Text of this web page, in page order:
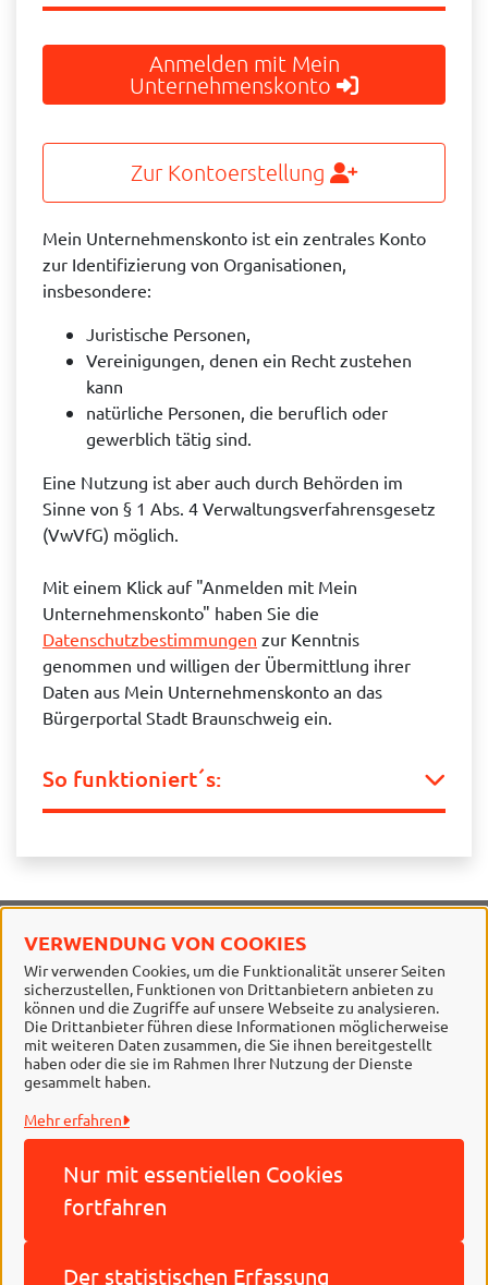
VERWENDUNG VON COOKIES
Wir verwenden Cookies, um die Funktionalität unserer Seiten
sicherzustellen, Funktionen von Drittanbietern anbieten zu
können und die Zugriffe auf unsere Webseite zu analysieren.
Die Drittanbieter führen diese Informationen möglicherweise
mit weiteren Daten zusammen, die Sie ihnen bereitgestellt
haben oder die sie im Rahmen Ihrer Nutzung der Dienste
gesammelt haben.
Mehr erfahren
Nur mit essentiellen Cookies
fortfahren
Der statistischen Erfassung
Anmelden mit Mein
Unternehmenskonto
Zur Kontoerstellung
Mein Unternehmenskonto ist ein zentrales Konto
zur Identifizierung von Organisationen,
insbesondere:
Juristische Personen,
Vereinigungen, denen ein Recht zustehen
kann
natürliche Personen, die beruflich oder
gewerblich tätig sind.
Eine Nutzung ist aber auch durch Behörden im
Sinne von § 1 Abs. 4 Verwaltungsverfahrensgesetz
(VwVfG) möglich.
Mit einem Klick auf "Anmelden mit Mein
Unternehmenskonto" haben Sie die
Datenschutzbestimmungen zur Kenntnis
genommen und willigen der Übermittlung ihrer
Daten aus Mein Unternehmenskonto an das
Bürgerportal Stadt Braunschweig ein.
So funktioniert´s:
Behördennummer 115
Stadt Braunschweig
Alle Rechte vorbehalten